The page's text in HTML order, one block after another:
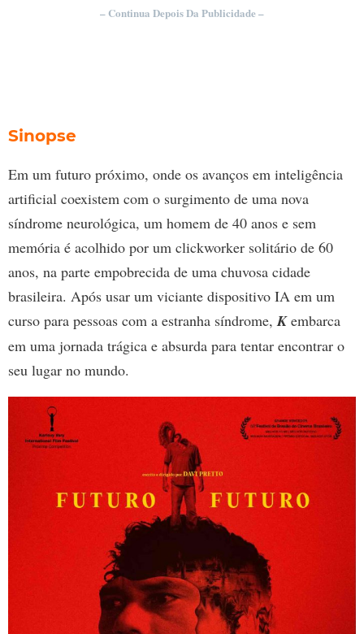
– Continua Depois Da Publicidade –
Sinopse
Em um futuro próximo, onde os avanços em inteligência
artificial coexistem com o surgimento de uma nova
síndrome neurológica, um homem de 40 anos e sem
memória é acolhido por um clickworker solitário de 60
anos, na parte empobrecida de uma chuvosa cidade
brasileira. Após usar um viciante dispositivo IA em um
curso para pessoas com a estranha síndrome,Kembarca
em uma jornada trágica e absurda para tentar encontrar o
seu lugar no mundo.